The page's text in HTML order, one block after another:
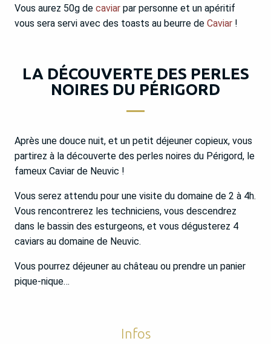
Vous aurez 50g de caviar par personne et un apéritif
vous sera servi avec des toasts au beurre de Caviar !
LA DÉCOUVERTE DES PERLES
NOIRES DU PÉRIGORD
Après une douce nuit, et un petit déjeuner copieux, vous
partirez à la découverte des perles noires du Périgord, le
fameux Caviar de Neuvic !
Vous serez attendu pour une visite du domaine de 2 à 4h.
Vous rencontrerez les techniciens, vous descendrez
dans le bassin des esturgeons, et vous dégusterez 4
caviars au domaine de Neuvic.
Vous pourrez déjeuner au château ou prendre un panier
pique-nique…
Infos